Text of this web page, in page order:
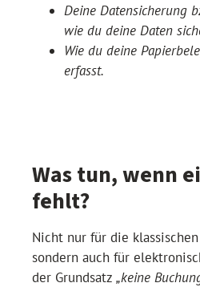
Deine Datensicherung
wie du deine Daten
Wie du deine
erfasst.
Was tun, wenn
fehlt?
Nicht nur für die
sondern auch für
der Grundsatz „keine